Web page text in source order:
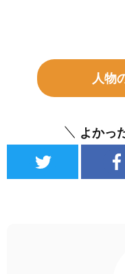
人物
よかっ